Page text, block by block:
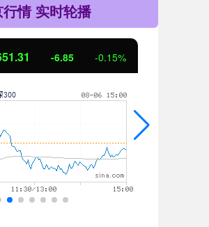
情 实时轮播
3.42 0.30%